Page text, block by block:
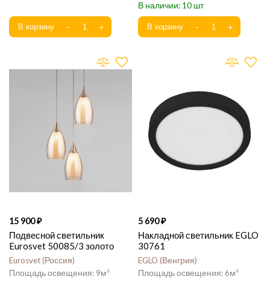
10
15 900
Подвесной светильник
Eurosvet 50085/3 золото
Eurosvet Россия
9
5 690
Накладной светильник EGLO
30761
EGLO Венгрия
6